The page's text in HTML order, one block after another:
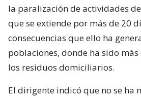
la paralización de actividades
que se extiende por más de 20
consecuencias que ello ha
poblaciones, donde ha sido
los residuos domiciliarios.
El dirigente indicó que no se ha